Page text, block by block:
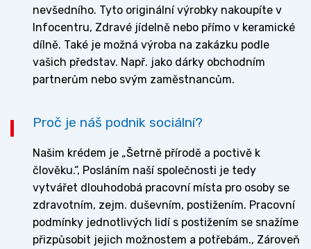
nevšedního. Tyto originální výrobky nakoupíte v
Infocentru, Zdravé jídelně nebo přímo v keramické
dílně. Také je možná výroba na zakázku podle
vašich představ. Např. jako dárky obchodním
partnerům nebo svým zaměstnancům.
Proč je náš podnik sociální?
Našim krédem je „Šetrně přírodě a poctivě k
člověku.“, Posláním naší společnosti je tedy
vytvářet dlouhodobá pracovní místa pro osoby se
zdravotním, zejm. duševním, postižením. Pracovní
podmínky jednotlivých lidí s postižením se snažíme
přizpůsobit jejich možnostem a potřebám., Zároveň